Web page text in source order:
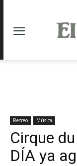
Recreo Música
Cirque
DÍA ya